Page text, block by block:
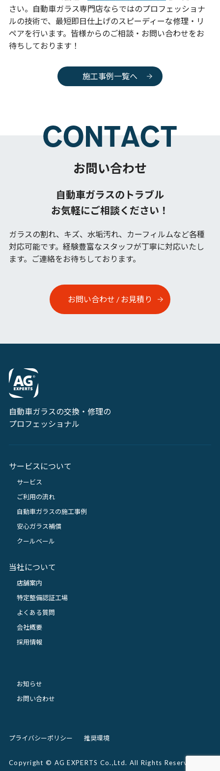
さい。自動車ガラス専門店ならではのプロフェッショナ
ルの技術で、最短即日仕上げのスピーディーな修理・リ
ペアを行います。皆様からのご相談・お問い合わせをお
待ちしております！
施工事例一覧へ
お問い合わせ
自動車ガラスのトラブル
お気軽にご相談ください！
ガラスの割れ、キズ、水垢汚れ、カーフィルムなど各種
対応可能です。 経験豊富なスタッフが丁寧に対応いたし
ます。ご連絡をお待ちしております。
お問い合わせ / お見積り
自動車ガラスの交換・修理の
プロフェッショナル
サービスについて
サービス
ご利用の流れ
自動車ガラスの施工事例
安心ガラス補償
クールベール
当社について
店舗案内
特定整備認証工場
よくある質問
会社概要
採用情報
お知らせ
お問い合わせ
プライバシーポリシー 推奨環境
Copyright © AG EXPERTS Co.,Ltd. All Rights Reserved.